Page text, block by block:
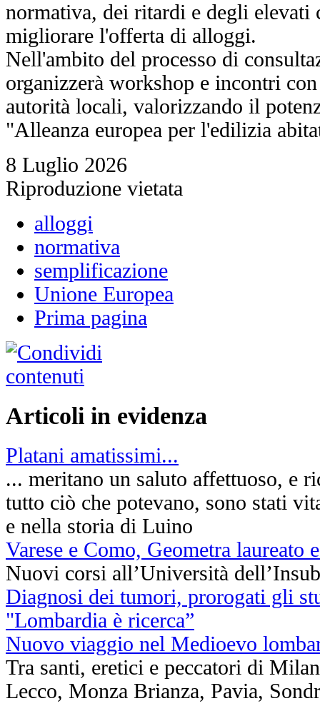
normativa, dei ritardi e degli elevati
migliorare l'offerta di alloggi.
Nell'ambito del processo di
organizzerà workshop e incontri
autorità locali, valorizzando il
"Alleanza europea per l'edilizia
8 Luglio 2026
Riproduzione vietata
alloggi
normativa
semplificazione
Unione Europea
Prima pagina
Articoli in evidenza
Platani amatissimi...
... meritano un saluto affettuoso, e
tutto ciò che potevano, sono stati
e nella storia di Luino
Varese e Como, Geometra laureato
Nuovi corsi all’Università
Diagnosi dei tumori, prorogati gli
"Lombardia è ricerca”
Nuovo viaggio nel Medioevo
Tra santi, eretici e peccatori di
Lecco, Monza Brianza, Pavia,